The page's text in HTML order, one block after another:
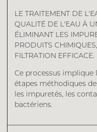
LE TRAITEMENT DE
QUALITÉ DE L'EAU À
ÉLIMINANT LES
PRODUITS
FILTRATION EFFICACE.
Ce processus
étapes méthodiques
les impuretés, les
bactériens.